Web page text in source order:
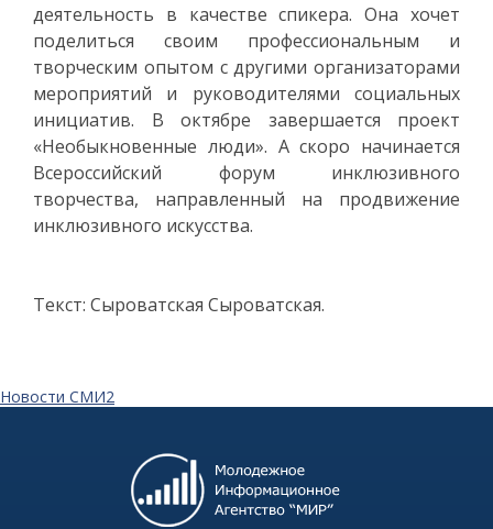
деятельность в качестве спикера. Она хочет
поделиться своим профессиональным и
творческим опытом с другими организаторами
мероприятий и руководителями социальных
инициатив. В октябре завершается проект
«Необыкновенные люди». А скоро начинается
Всероссийский форум инклюзивного
творчества, направленный на продвижение
инклюзивного искусства.
Текст: Сыроватская Сыроватская.
Новости СМИ2